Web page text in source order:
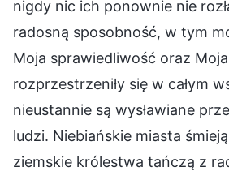
nigdy nic ich ponownie nie
radosną sposobność, w tym
Moja sprawiedliwość oraz
rozprzestrzeniły się w całym
nieustannie są wysławiane
ludzi. Niebiańskie miasta
ziemskie królestwa tańczą z